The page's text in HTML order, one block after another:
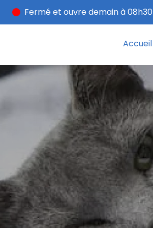
Ferméet ouvre demain à 08h30
Accueil